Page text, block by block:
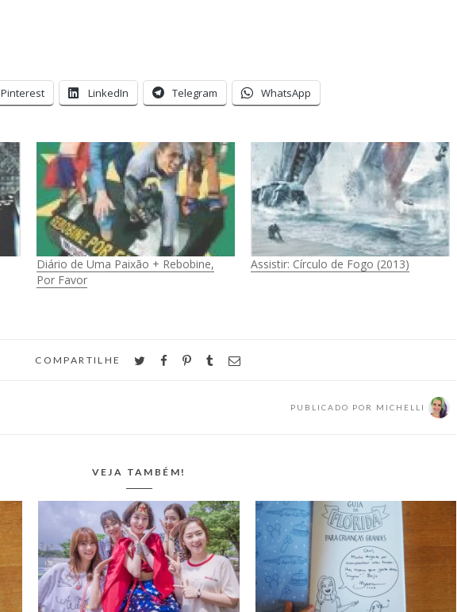
Pinterest LinkedIn Telegram WhatsApp
Diário de Uma Paixão + Rebobine,
Por Favor
Assistir: Círculo de Fogo (2013)
COMPARTILHE twitterfacebookpinterest
tumblr
PUBLICADO POR MICHELLI
VEJA TAMBÉM!